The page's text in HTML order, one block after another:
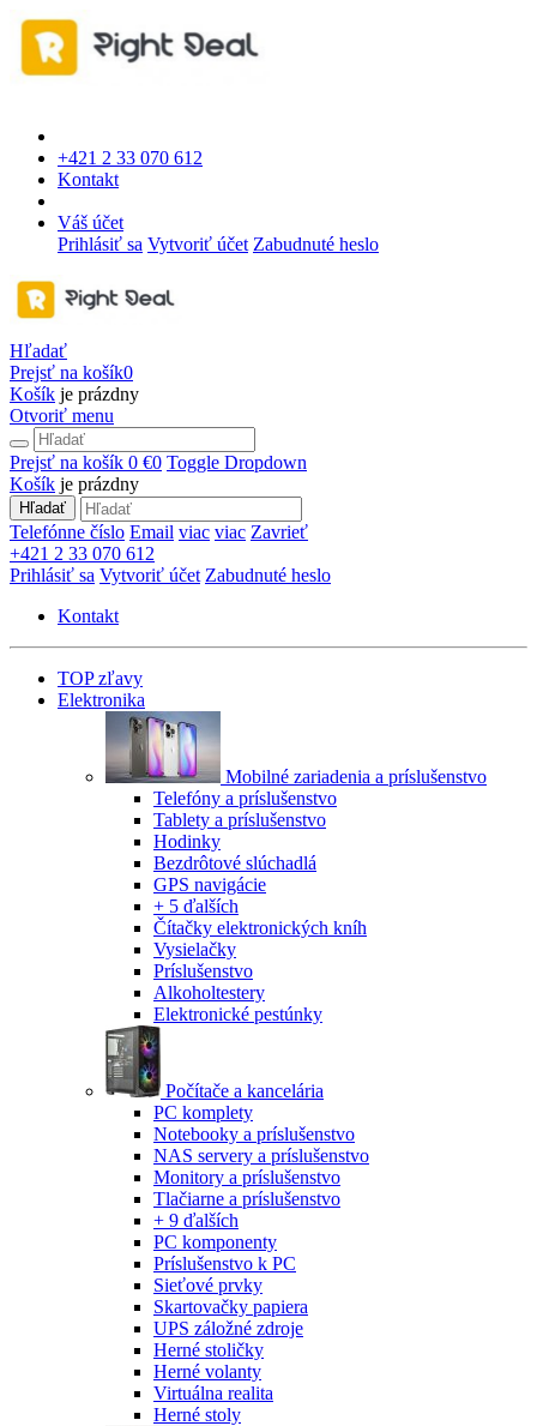
+421 2 33 070 612
Kontakt
Váš účet
Prihlásiť sa Vytvoriť účet Zabudnuté heslo
Hľadať
Prejsť na košík0
Košík je prázdny
Otvoriť menu
Prejsť na košík 0 €0 Toggle Dropdown
Košík je prázdny
Hľadať
Telefónne číslo Email viac viac Zavrieť
+421 2 33 070 612
Prihlásiť sa Vytvoriť účet Zabudnuté heslo
Kontakt
TOP zľavy
Elektronika
Mobilné zariadenia a príslušenstvo
Telefóny a príslušenstvo
Tablety a príslušenstvo
Hodinky
Bezdrôtové slúchadlá
GPS navigácie
+ 5 ďalších
Čítačky elektronických kníh
Vysielačky
Príslušenstvo
Alkoholtestery
Elektronické pestúnky
Počítače a kancelária
PC komplety
Notebooky a príslušenstvo
NAS servery a príslušenstvo
Monitory a príslušenstvo
Tlačiarne a príslušenstvo
+ 9 ďalších
PC komponenty
Príslušenstvo k PC
Sieťové prvky
Skartovačky papiera
UPS záložné zdroje
Herné stoličky
Herné volanty
Virtuálna realita
Herné stoly